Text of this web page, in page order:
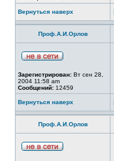
Вернуться наверх
Проф.А.И.Орлов
Зарегистрирован: Вт сен 28,
2004 11:58 am
Сообщений: 12459
Вернуться наверх
Проф.А.И.Орлов